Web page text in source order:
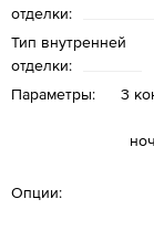
отделки:
Тип внутренней
отделки:
Параметры:
3
Опции: